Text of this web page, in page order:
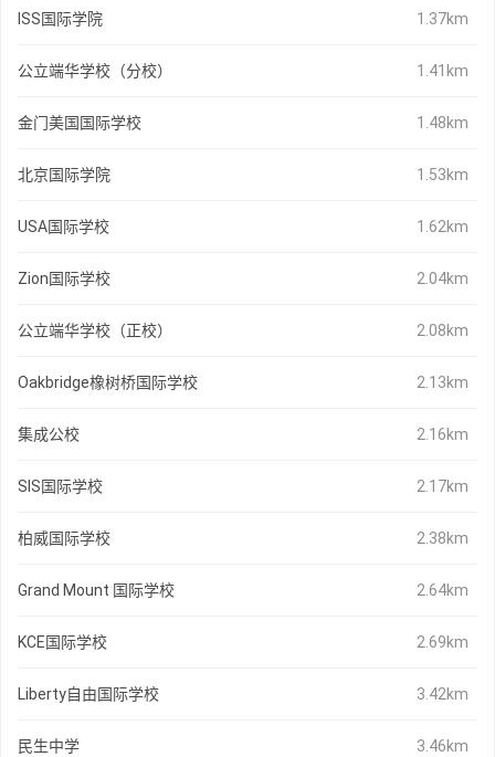
ISS国际学院 1.37km
公立端华学校（分校） 1.41km
金门美国国际学校 1.48km
北京国际学院 1.53km
USA国际学校 1.62km
Zion国际学校 2.04km
公立端华学校（正校） 2.08km
Oakbridge橡树桥国际学校 2.13km
集成公校 2.16km
SIS国际学校 2.17km
柏威国际学校 2.38km
Grand Mount 国际学校 2.64km
KCE国际学校 2.69km
Liberty自由国际学校 3.42km
民生中学 3.46km